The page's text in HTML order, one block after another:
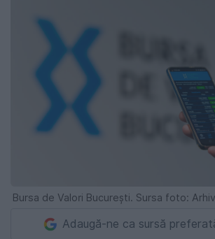
Bursa de Valori București. Sursa foto:
Adaugă-ne ca sursă